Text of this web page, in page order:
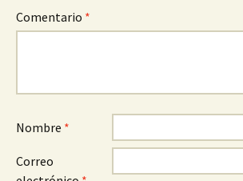
Comentario *
Nombre *
Correo